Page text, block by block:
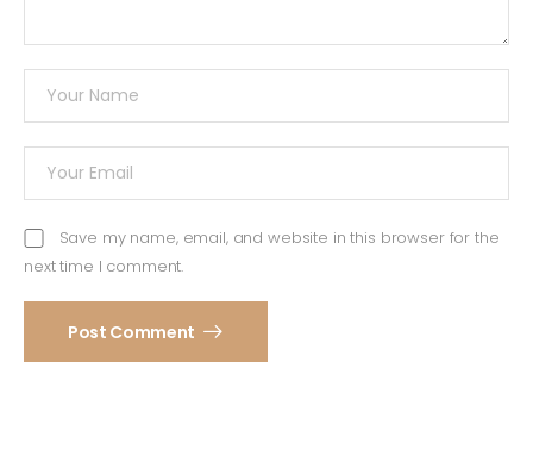
Save my name, email, and website in this browser for the
next time I comment.
Post Comment